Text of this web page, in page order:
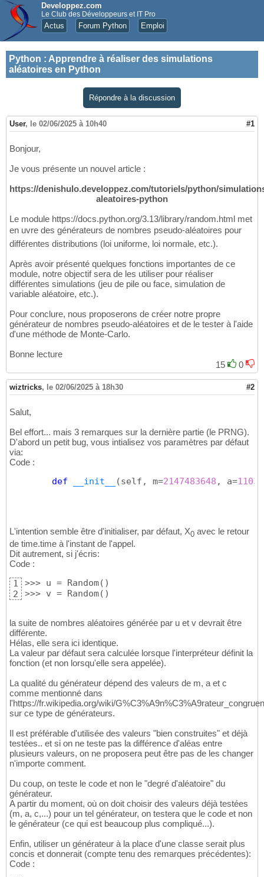
Developpez.com
Le Club des Développeurs et IT Pro
Actus Forum Python Emploi
Python : Apprendre à réaliser des simulations
aléatoires en Python
Répondre à la discussion
User, le 02/06/2025 à 10h40 #1
Bonjour,
Je vous présente un nouvel article :
https://denishulo.developpez.com/tutoriels/python/
aleatoires-python
Le module https://docs.python.org/3.13/library/random.html met
en uvre des générateurs de nombres pseudo-aléatoires pour
différentes distributions (loi uniforme, loi normale, etc.).
Après avoir présenté quelques fonctions importantes de ce
module, notre objectif sera de les utiliser pour réaliser
différentes simulations (jeu de pile ou face, simulation de
variable aléatoire, etc.).
Pour conclure, nous proposerons de créer notre propre
générateur de nombres pseudo-aléatoires et de le tester à l'aide
d'une méthode de Monte-Carlo.
Bonne lecture
15
0
wiztricks, le 02/06/2025 à 18h30 #2
Salut,
Bel effort... mais 3 remarques sur la dernière partie (le PRNG).
D'abord un petit bug, vous intialisez vos paramètres par défaut
via:
Code :
def __init__ (self, m=2147483648 , a=
L'intention semble être d'initialiser, par défaut, X0 avec le retour
de time.time à l'instant de l'appel.
Dit autrement, si j'écris:
Code :
1
2
>>> u = Random( )
>>> v = Random( )
la suite de nombres aléatoires générée par u et v devrait être
différente.
Hélas, elle sera ici identique.
La valeur par défaut sera calculée lorsque l'interpréteur définit la
fonction (et non lorsqu'elle sera appelée).
La qualité du générateur dépend des valeurs de m, a et c
comme mentionné dans
l'https://fr.wikipedia.org/wiki/
sur ce type de générateurs.
Il est préférable d'utilisée des valeurs "bien construites" et déjà
testées.. et si on ne teste pas la différence d'aléas entre
plusieurs valeurs, on ne proposera peut être pas de les changer
n'importe comment.
Du coup, on teste le code et non le "degré d'aléatoire" du
générateur.
A partir du moment, où on doit choisir des valeurs déjà testées
(m, a, c,...) pour un tel générateur, on testera que le code et non
le générateur (ce qui est beaucoup plus compliqué...).
Enfin, utiliser un générateur à la place d'une classe serait plus
concis et donnerait (compte tenu des remarques précédentes):
Code :